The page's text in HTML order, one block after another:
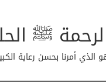
ﷺ
أمرنا بحسن رعاية